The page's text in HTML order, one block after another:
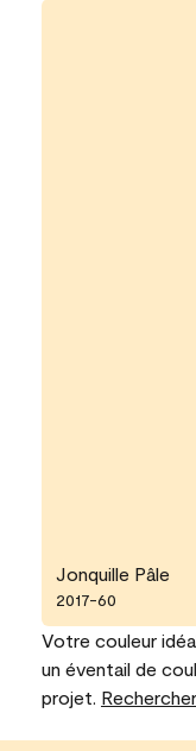
Jonquille Pâle
2017-60
Votre couleur
un éventail de
projet.